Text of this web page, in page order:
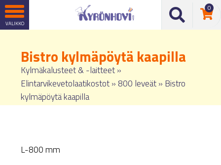
0
Bistro kylmäpöytä kaapilla
Kylmäkalusteet & -laitteet»
Elintarvikevetolaatikostot» 800 leveät» Bistro
kylmäpöytä kaapilla
L-800 mm